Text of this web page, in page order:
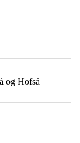
og Hofsá